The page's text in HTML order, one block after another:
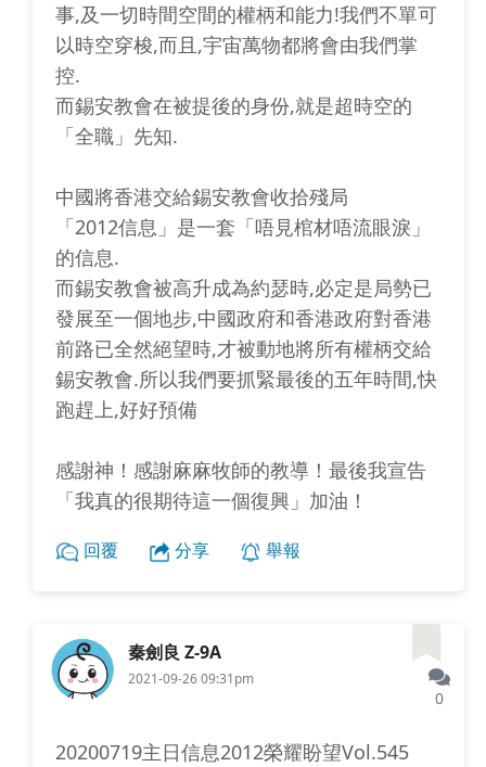
事,及一切時間空間的權柄和能力!我們不單可
以時空穿梭,而且,宇宙萬物都將會由我們掌
控.
而錫安教會在被提後的身份,就是超時空的
「全職」先知.
中國將香港交給錫安教會收拾殘局
「2012信息」是一套「唔見棺材唔流眼淚」
的信息.
而錫安教會被高升成為約瑟時,必定是局勢已
發展至一個地步,中國政府和香港政府對香港
前路已全然絕望時,才被動地將所有權柄交給
錫安教會.所以我們要抓緊最後的五年時間,快
跑趕上,好好預備
感謝神！感謝麻麻牧師的教導！最後我宣告
「我真的很期待這一個復興」加油！
回覆 分享 舉報
秦劍良 Z-9A
2021-09-26 09:31pm
0
20200719主日信息2012榮耀盼望Vol.545